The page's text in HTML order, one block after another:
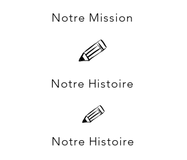
Notre Mission
Notre Histoire
Notre Histoire